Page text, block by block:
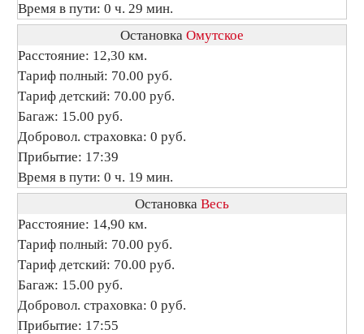
Время в пути: 0 ч. 29 мин.
Остановка Омутское
Расстояние: 12,30 км.
Тариф полный: 70.00 руб.
Тариф детский: 70.00 руб.
Багаж: 15.00 руб.
Добровол. страховка: 0 руб.
Прибытие: 17:39
Время в пути: 0 ч. 19 мин.
Остановка Весь
Расстояние: 14,90 км.
Тариф полный: 70.00 руб.
Тариф детский: 70.00 руб.
Багаж: 15.00 руб.
Добровол. страховка: 0 руб.
Прибытие: 17:55